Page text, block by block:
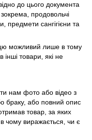
до цього документа
продовольчі
предмети сангігієни та
можливий лише в тому
товари, які не
нам фото або відео з
браку, або повний опис
товар, за яких
чому виражається, чи є